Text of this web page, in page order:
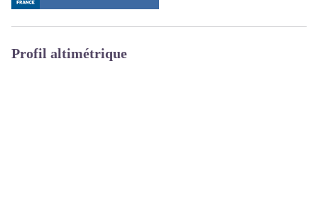
Profil altimétrique